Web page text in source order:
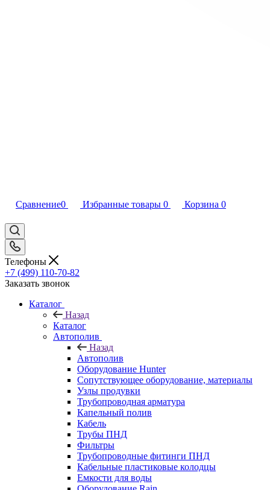
Сравнение0 Избранные товары 0 Корзина 0
Телефоны
+7 (499) 110-70-82
Заказать звонок
Каталог
Назад
Каталог
Автополив
Назад
Автополив
Оборудование Hunter
Сопутствующее оборудование, материалы
Узлы продувки
Трубопроводная арматура
Капельный полив
Кабель
Трубы ПНД
Фильтры
Трубопроводные фитинги ПНД
Кабельные пластиковые колодцы
Емкости для воды